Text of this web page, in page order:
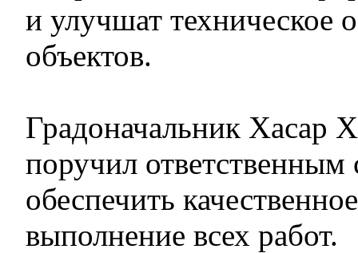
и улучшат техническое
объектов.
Градоначальник Хасар
поручил
обеспечить
выполнение всех работ.